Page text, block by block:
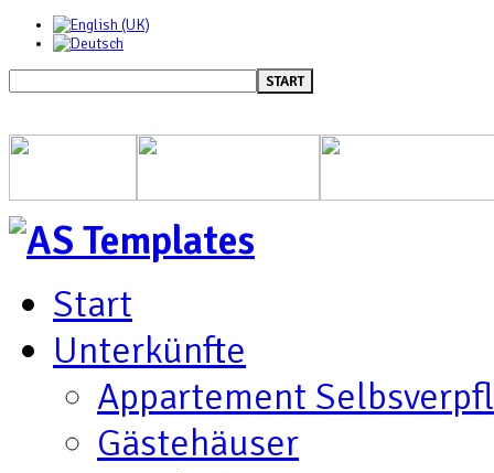
START
Start
Unterkünfte
Appartement
Gästehäuser